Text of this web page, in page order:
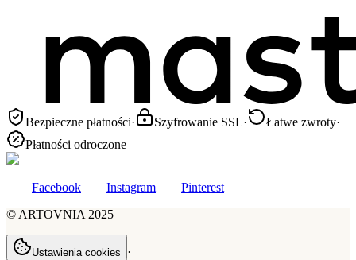
Bezpieczne płatności· Szyfrowanie SSL· Łatwe zwroty·
Płatności odroczone
Facebook Instagram
Pinterest
© ARTOVNIA 2025
Ustawienia cookies ·